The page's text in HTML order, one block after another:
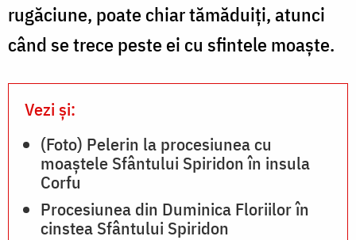
rugăciune, poate chiar tămăduiţi, atunci
când se trece peste ei cu sfintele moaşte.
Vezi și:
(Foto) Pelerin la procesiunea cu
moaștele Sfântului Spiridon în insula
Corfu
Procesiunea din Duminica Floriilor în
cinstea Sfântului Spiridon